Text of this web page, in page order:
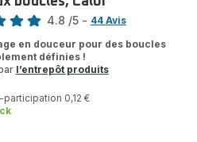
4.8 /5 - 44 Avis
en douceur pour des boucles
définies !
l’entrepôt produits
0,12 €